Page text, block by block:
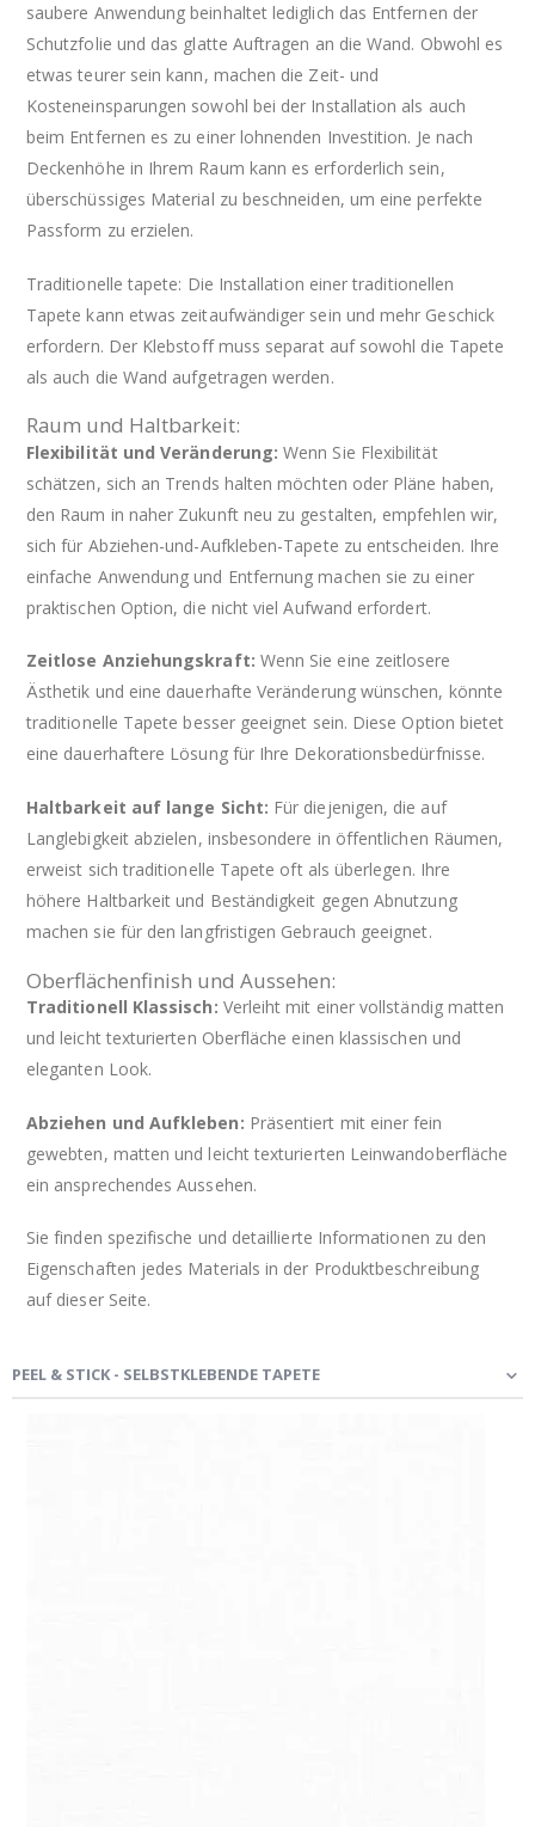
saubere Anwendung beinhaltet lediglich das Entfernen der
Schutzfolie und das glatte Auftragen an die Wand. Obwohl es
etwas teurer sein kann, machen die Zeit- und
Kosteneinsparungen sowohl bei der Installation als auch
beim Entfernen es zu einer lohnenden Investition. Je nach
Deckenhöhe in Ihrem Raum kann es erforderlich sein,
überschüssiges Material zu beschneiden, um eine perfekte
Passform zu erzielen.
Traditionelle tapete: Die Installation einer traditionellen
Tapete kann etwas zeitaufwändiger sein und mehr Geschick
erfordern. Der Klebstoff muss separat auf sowohl die Tapete
als auch die Wand aufgetragen werden.
Raum und Haltbarkeit:
Flexibilität und Veränderung: Wenn Sie Flexibilität
schätzen, sich an Trends halten möchten oder Pläne haben,
den Raum in naher Zukunft neu zu gestalten, empfehlen wir,
sich für Abziehen-und-Aufkleben-Tapete zu entscheiden. Ihre
einfache Anwendung und Entfernung machen sie zu einer
praktischen Option, die nicht viel Aufwand erfordert.
Zeitlose Anziehungskraft: Wenn Sie eine zeitlosere
Ästhetik und eine dauerhafte Veränderung wünschen, könnte
traditionelle Tapete besser geeignet sein. Diese Option bietet
eine dauerhaftere Lösung für Ihre Dekorationsbedürfnisse.
Haltbarkeit auf lange Sicht: Für diejenigen, die auf
Langlebigkeit abzielen, insbesondere in öffentlichen Räumen,
erweist sich traditionelle Tapete oft als überlegen. Ihre
höhere Haltbarkeit und Beständigkeit gegen Abnutzung
machen sie für den langfristigen Gebrauch geeignet.
Oberflächenfinish und Aussehen:
Traditionell Klassisch: Verleiht mit einer vollständig matten
und leicht texturierten Oberfläche einen klassischen und
eleganten Look.
Abziehen und Aufkleben: Präsentiert mit einer fein
gewebten, matten und leicht texturierten Leinwandoberfläche
ein ansprechendes Aussehen.
Sie finden spezifische und detaillierte Informationen zu den
Eigenschaften jedes Materials in der Produktbeschreibung
auf dieser Seite.
PEEL & STICK - SELBSTKLEBENDE TAPETE